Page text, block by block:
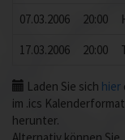
07.03.2006
20:00
17.03.2006
20:00
Laden Sie sich hier
im .ics
herunter.